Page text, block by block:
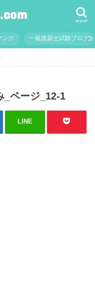
search
ンガ 一級建築士試験ブログ
_ページ_12-1
LINE